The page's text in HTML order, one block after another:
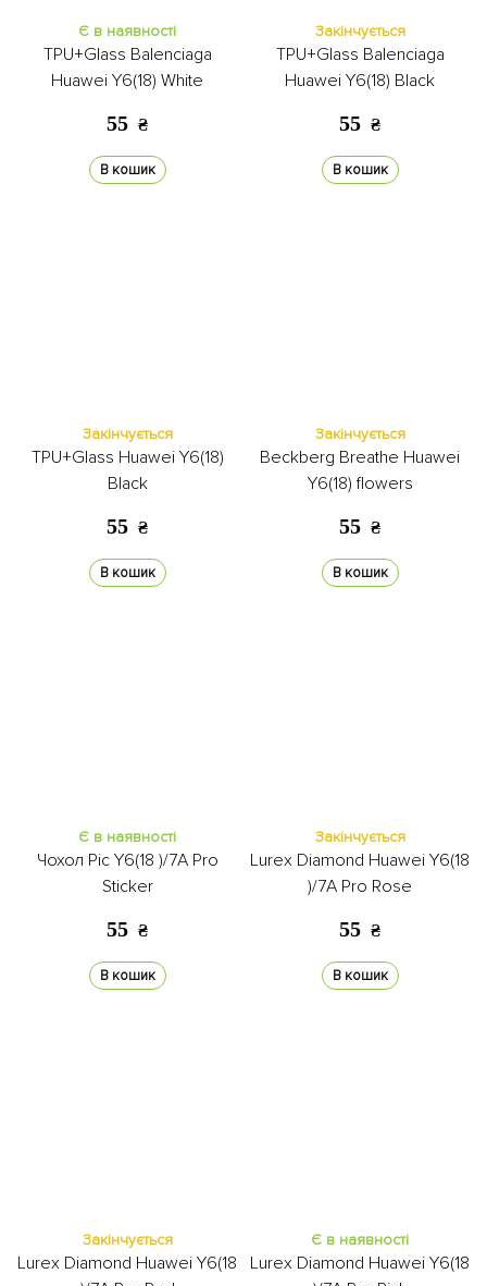
Є в наявності
TPU+Glass Balenciaga
Huawei Y6(18) White
55 ₴
В кошик
Закінчується
TPU+Glass Balenciaga
Huawei Y6(18) Black
55 ₴
В кошик
Закінчується
TPU+Glass Huawei Y6(18)
Black
55 ₴
В кошик
Закінчується
Beckberg Breathe Huawei
Y6(18) flowers
55 ₴
В кошик
Є в наявності
Чохол Pic Y6(18 )/7A Pro
Sticker
55 ₴
В кошик
Закінчується
Lurex Diamond Huawei Y6(18
)/7A Pro Rose
55 ₴
В кошик
Закінчується
Lurex Diamond Huawei Y6(18
Є в наявності
Lurex Diamond Huawei Y6(18